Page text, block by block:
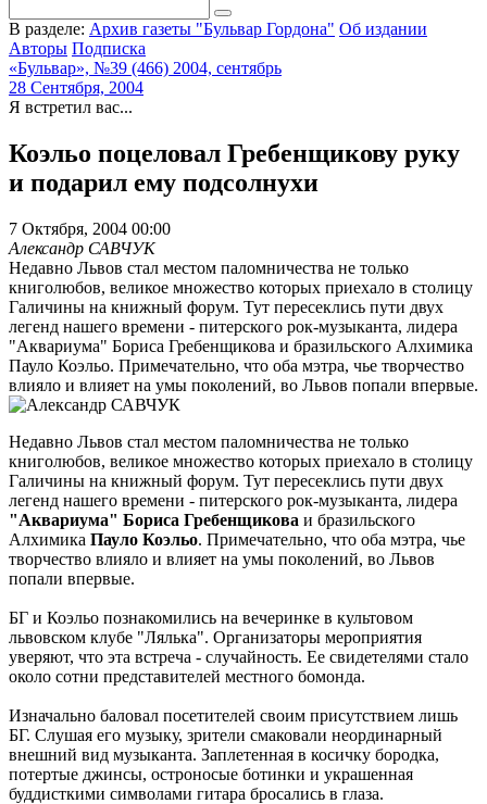
В разделе: Архив газеты "Бульвар Гордона" Об издании
Авторы Подписка
«Бульвар», №39 (466) 2004, сентябрь
28 Сентября, 2004
Я встретил вас...
Коэльо поцеловал Гребенщикову руку
и подарил ему подсолнухи
7 Октября, 2004 00:00
Александр САВЧУК
Недавно Львов стал местом паломничества не только
книголюбов, великое множество которых приехало в столицу
Галичины на книжный форум. Тут пересеклись пути двух
легенд нашего времени - питерского рок-музыканта, лидера
"Аквариума" Бориса Гребенщикова и бразильского Алхимика
Пауло Коэльо. Примечательно, что оба мэтра, чье творчество
влияло и влияет на умы поколений, во Львов попали впервые.
Недавно Львов стал местом паломничества не только
книголюбов, великое множество которых приехало в столицу
Галичины на книжный форум. Тут пересеклись пути двух
легенд нашего времени - питерского рок-музыканта, лидера
"Аквариума" Бориса Гребенщикова и бразильского
Алхимика Пауло Коэльо. Примечательно, что оба мэтра, чье
творчество влияло и влияет на умы поколений, во Львов
попали впервые.
БГ и Коэльо познакомились на вечеринке в культовом
львовском клубе "Лялька". Организаторы мероприятия
уверяют, что эта встреча - случайность. Ее свидетелями стало
около сотни представителей местного бомонда.
Изначально баловал посетителей своим присутствием лишь
БГ. Слушая его музыку, зрители смаковали неординарный
внешний вид музыканта. Заплетенная в косичку бородка,
потертые джинсы, остроносые ботинки и украшенная
буддисткими символами гитара бросались в глаза.